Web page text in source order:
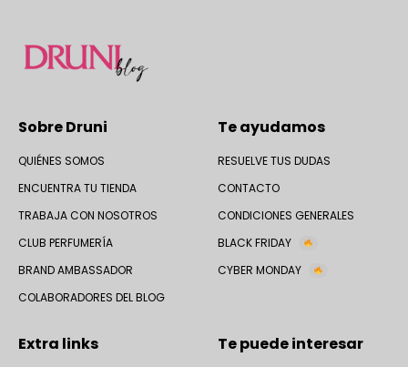
Sobre Druni
QUIÉNES SOMOS
ENCUENTRA TU TIENDA
TRABAJA CON NOSOTROS
CLUB PERFUMERÍA
BRAND AMBASSADOR
COLABORADORES DEL BLOG
Te ayudamos
RESUELVE TUS DUDAS
CONTACTO
CONDICIONES GENERALES
BLACK FRIDAY
CYBER MONDAY
Extra links Te puede interesar